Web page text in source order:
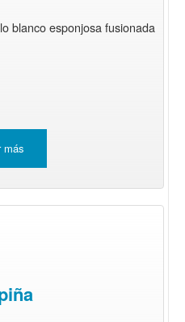
blanco esponjosa fusionada
más